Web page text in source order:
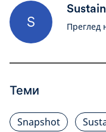
S Преглед
Теми
Snapshot